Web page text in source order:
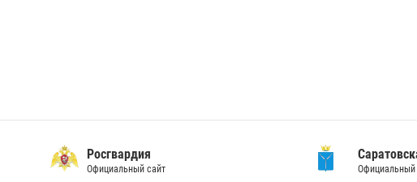
Росгвардия
Официальный сайт Официальный